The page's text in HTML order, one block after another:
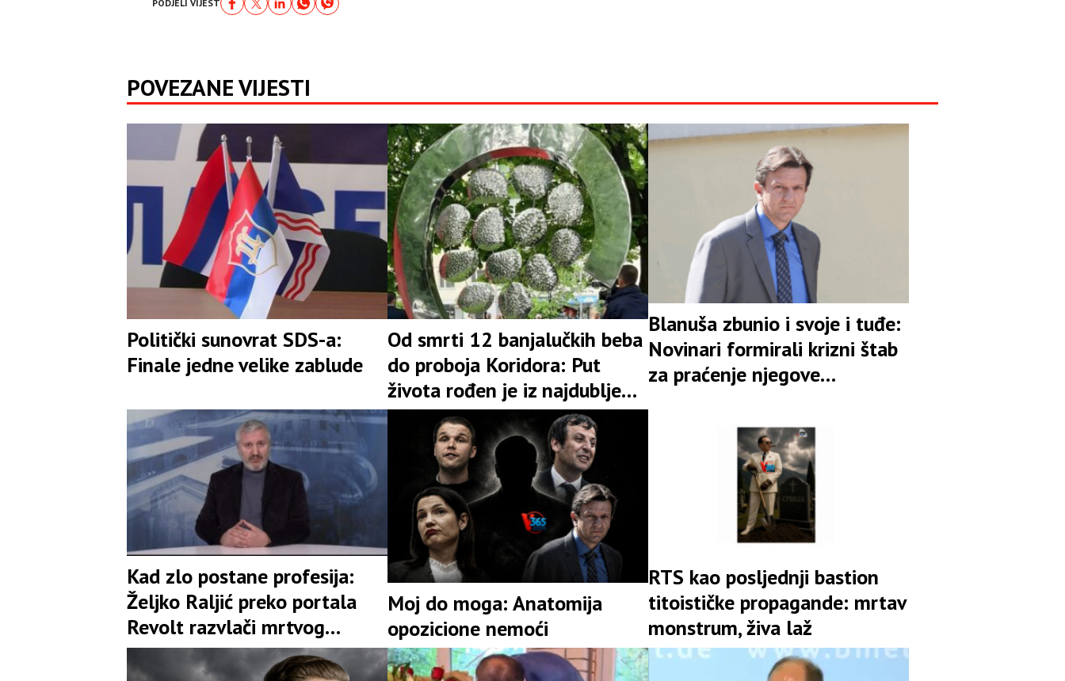
PODJELI VIJEST
POVEZANE VIJESTI
Politički sunovrat SDS-a:
Finale jedne velike zablude
Od smrti 12 banjalučkih beba
do proboja Koridora: Put
života rođen je iz najdublje
rane
Blanuša zbunio i svoje i tuđe:
Novinari formirali krizni štab
za praćenje njegove
Kad zlo postane profesija:
Željko Raljić preko portala
Revolt razvlači mrtvog
Bobana Kusturića
Moj do moga: Anatomija
opozicione nemoći
RTS kao posljednji bastion
titoističke propagande: mrtav
monstrum, živa laž